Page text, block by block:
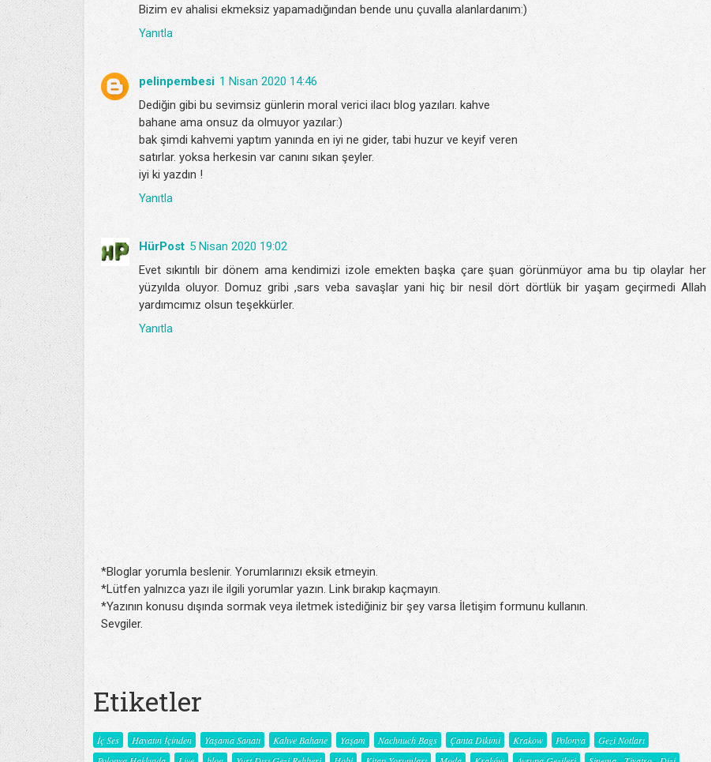
Bizim ev ahalisi ekmeksiz yapamadığından bende unu çuvalla alanlardanım:)
Yanıtla
pelinpembesi 1 Nisan 2020 14:46
Dediğin gibi bu sevimsiz günlerin moral verici ilacı blog yazıları. kahve
bahane ama onsuz da olmuyor yazılar:)
bak şimdi kahvemi yaptım yanında en iyi ne gider, tabi huzur ve keyif veren
satırlar. yoksa herkesin var canını sıkan şeyler.
iyi ki yazdın !
Yanıtla
HürPost 5 Nisan 2020 19:02
Evet sıkıntılı bir dönem ama kendimizi izole emekten başka çare şuan görünmüyor ama bu tip olaylar her
yüzyılda oluyor. Domuz gribi ,sars veba savaşlar yani hiç bir nesil dört dörtlük bir yaşam geçirmedi Allah
yardımcımız olsun teşekkürler.
Yanıtla
*Bloglar yorumla beslenir. Yorumlarınızı eksik etmeyin.
*Lütfen yalnızca yazı ile ilgili yorumlar yazın. Link bırakıp kaçmayın.
*Yazının konusu dışında sormak veya iletmek istediğiniz bir şey varsa İletişim formunu kullanın.
Sevgiler.
Etiketler
İç Ses Hayatın İçinden Yaşama Sanatı Kahve Bahane Yaşam Nachnuch Bags Çanta Dikimi Krakow Polonya
Gezi Notları